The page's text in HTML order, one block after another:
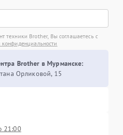
техники Brother, Вы соглашаетесь с
Brother в Мурманске:
Орликовой, 15
21:00